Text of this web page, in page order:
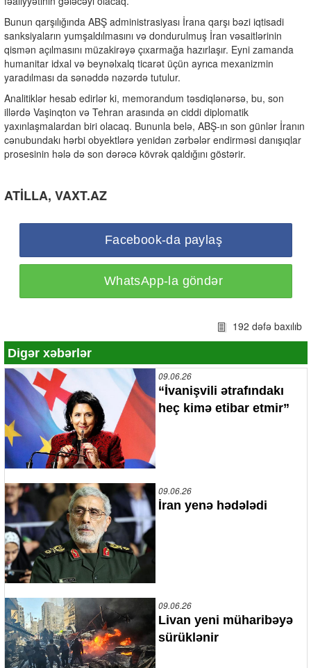
Bunun qarşılığında ABŞ administrasiyası İrana qarşı bəzi iqtisadi
sanksiyaların yumşaldılmasını və dondurulmuş İran vəsaitlərinin
qismən açılmasını müzakirəyə çıxarmağa hazırlaşır. Eyni zamanda
humanitar idxal və beynəlxalq ticarət üçün ayrıca mexanizmin
yaradılması da sənəddə nəzərdə tutulur.
Analitiklər hesab edirlər ki, memorandum təsdiqlənərsə, bu, son
illərdə Vaşinqton və Tehran arasında ən ciddi diplomatik
yaxınlaşmalardan biri olacaq. Bununla belə, ABŞ-ın son günlər İranın
cənubundakı hərbi obyektlərə yenidən zərbələr endirməsi danışıqlar
prosesinin hələ də son dərəcə kövrək qaldığını göstərir.
ATİLLA, VAXT.AZ
Facebook-da paylaş
WhatsApp-la göndər
192 dəfə baxılıb
Digər xəbərlər
09.06.26
“İvanişvili ətrafındakı
heç kimə etibar etmir”
09.06.26
İran yenə hədələdi
09.06.26
Livan yeni müharibəyə
sürüklənir